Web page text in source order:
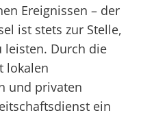
Ereignissen – der
ist stets zur Stelle,
leisten. Durch die
lokalen
und privaten
ein